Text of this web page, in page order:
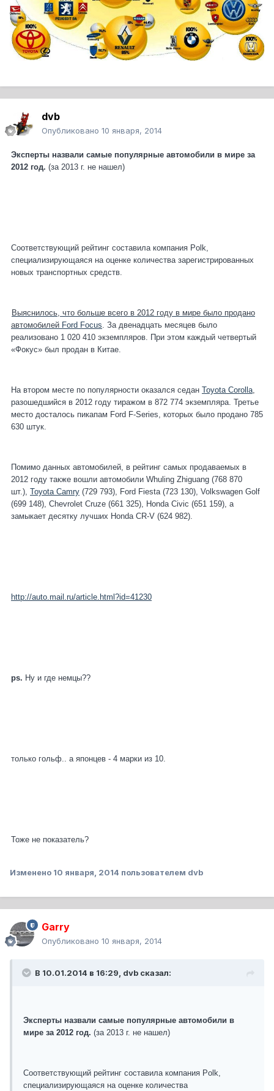
dvb
Опубликовано 10 января, 2014
Эксперты назвали самые популярные автомобили в мире за
2012 год. (за 2013 г. не нашел)
Соответствующий рейтинг составила компания Polk,
специализирующаяся на оценке количества зарегистрированных
новых транспортных средств.
Выяснилось, что больше всего в 2012 году в мире было продано
автомобилей Ford Focus. За двенадцать месяцев было
реализовано 1 020 410 экземпляров. При этом каждый четвертый
«Фокус» был продан в Китае.
На втором месте по популярности оказался седан Toyota Corolla,
разошедшийся в 2012 году тиражом в 872 774 экземпляра. Третье
место досталось пикапам Ford F-Series, которых было продано 785
630 штук.
Помимо данных автомобилей, в рейтинг самых продаваемых в
2012 году также вошли автомобили Whuling Zhiguang (768 870
шт.), Toyota Camry (729 793), Ford Fiesta (723 130), Volkswagen Golf
(699 148), Chevrolet Cruze (661 325), Honda Civic (651 159), а
замыкает десятку лучших Honda CR-V (624 982).
http://auto.mail.ru/article.html?id=41230
ps. Ну и где немцы??
только гольф.. а японцев - 4 марки из 10.
Тоже не показатель?
Изменено 10 января, 2014 пользователем dvb
Garry
Опубликовано 10 января, 2014
В 10.01.2014 в 16:29, dvb сказал:
Эксперты назвали самые популярные автомобили в
мире за 2012 год. (за 2013 г. не нашел)
Соответствующий рейтинг составила компания Polk,
специализирующаяся на оценке количества